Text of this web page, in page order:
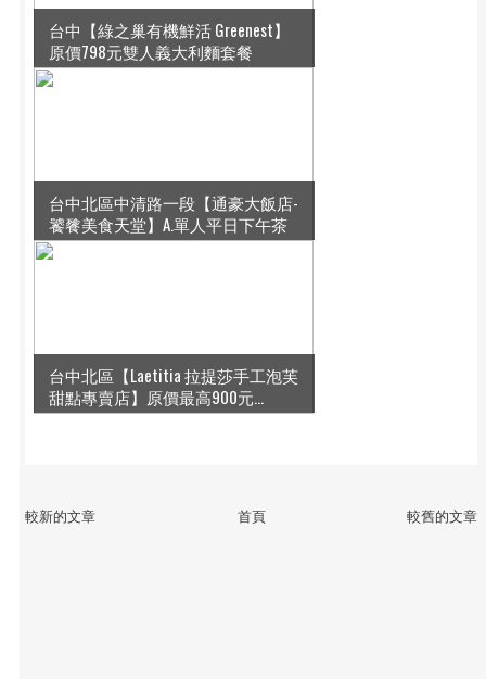
台中【綠之巢有機鮮活 Greenest】
原價798元雙人義大利麵套餐
台中北區中清路一段【通豪大飯店-
饕餮美食天堂】A.單人平日下午茶
吃到飽
台中北區【Laetitia 拉提莎手工泡芙
甜點專賣店】原價最高900元...
較新的文章 較舊的文章
首頁